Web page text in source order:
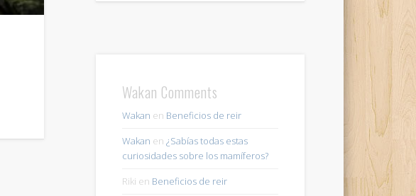
Wakan Comments
Wakan en Beneficios de reir
Wakan en ¿Sabías todas estas
curiosidades sobre los mamíferos?
Riki en Beneficios de reir